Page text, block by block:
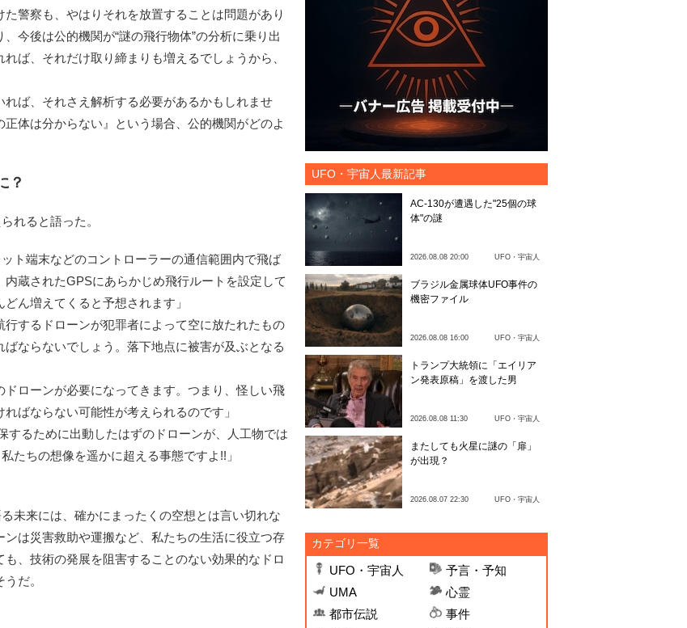
警察も、やはりそれを放置することは問題があり
今後は公的機関が“謎の飛行物体”の分析に乗り出
ば、それだけ取り締まりも増えるでしょうから、
れば、それさえ解析する必要があるかもしれませ
体は分からない』という場合、公的機関がどのよ
？
れると語った。
ト端末などのコントローラーの通信範囲内で飛ば
蔵されたGPSにあらかじめ飛行ルートを設定して
ん増えてくると予想されます」
行するドローンが犯罪者によって空に放たれたもの
ならないでしょう。落下地点に被害が及ぶとなる
ドローンが必要になってきます。つまり、怪しい飛
ばならない可能性が考えられるのです」
するために出動したはずのドローンが、人工物では
たちの想像を遥かに超える事態ですよ!!」
未来には、確かにまったくの空想とは言い切れな
は災害救助や運搬など、私たちの生活に役立つ存
、技術の発展を阻害することのない効果的なドロ
だ。
UFO・宇宙人最新記事
AC-130が遭遇した"25個の球
体"の謎
2026.08.08 20:00 UFO・宇宙人
ブラジル金属球体UFO事件の
機密ファイル
2026.08.08 16:00 UFO・宇宙人
トランプ大統領に「エイリア
ン発表原稿」を渡した男
2026.08.08 11:30 UFO・宇宙人
またしても火星に謎の「扉」
が出現？
2026.08.07 22:30 UFO・宇宙人
カテゴリ一覧
UFO・宇宙人
予言・予知
UMA
心霊
都市伝説
事件